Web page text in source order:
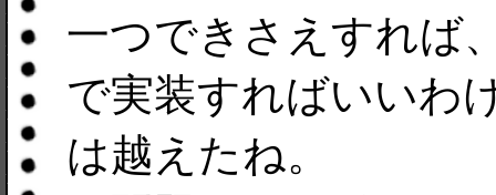
一つできさえすれば
で実装すればいいわ
は越えたね。